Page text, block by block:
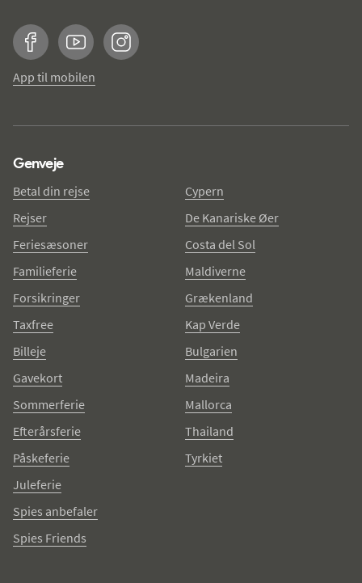
FacebookYouTubeInstagram
App til mobilen
Genveje
Betal din rejse
Rejser
Feriesæsoner
Familieferie
Forsikringer
Taxfree
Billeje
Gavekort
Sommerferie
Efterårsferie
Påskeferie
Juleferie
Spies anbefaler
Spies Friends
Cypern
De Kanariske Øer
Costa del Sol
Maldiverne
Grækenland
Kap Verde
Bulgarien
Madeira
Mallorca
Thailand
Tyrkiet